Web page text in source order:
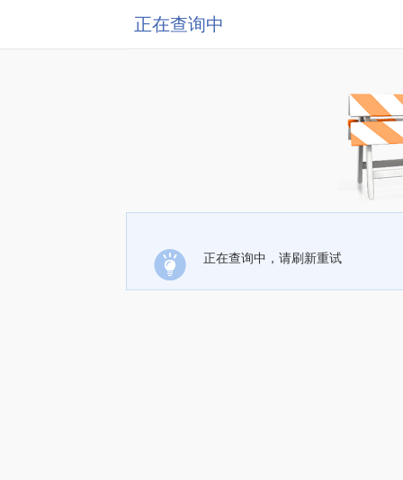
正在查询中
正在查询中，请刷新重试